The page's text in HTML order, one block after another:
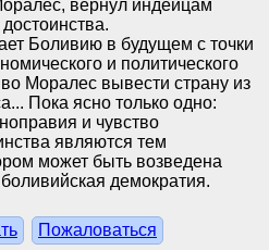
вернул индейцам
Боливию в будущем с точки
и политического
Моралес вывести страну из
Пока ясно только одно:
и чувство
являются тем
может быть возведена
демократия.
Пожаловаться